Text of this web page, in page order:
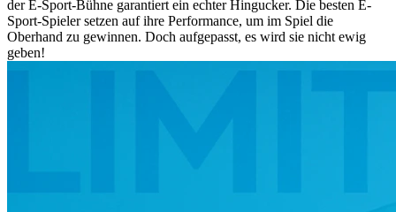
der E-Sport-Bühne garantiert ein echter Hingucker. Die besten E-
Sport-Spieler setzen auf ihre Performance, um im Spiel die
Oberhand zu gewinnen. Doch aufgepasst, es wird sie nicht ewig
geben!